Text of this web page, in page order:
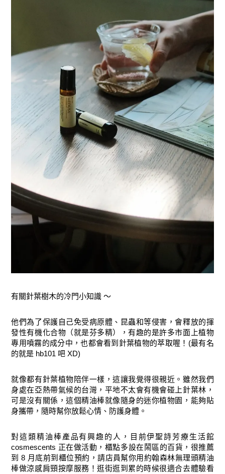
有關針葉樹木的冷門小知識 ～
他們為了保護自己免受病原體、昆蟲和等侵害，會釋放的揮
發性有機化合物（就是芬多精），有趣的是許多市面上植物
專用噴霧的成分中，也都會看到針葉植物的萃取喔！(最有名
的就是 hb101 吧 XD)
就像都有針葉植物陪伴一樣，這讓我覺得很親近。雖然我們
身處在亞熱帶氣候的台灣，平地不太會有機會碰上針葉林，
可是沒有關係，這個精油棒就像隨身的迷你植物園，能夠貼
身攜帶，隨時幫你放鬆心情、防護身體。
對這類精油棒產品有興趣的人，目前伊聖詩芳療生活館
cosmescents 正在做活動，櫃點多設在鬧區的百貨，很推薦
到 8 月底前到櫃位預約，請店員幫你用約翰森林無理頭精油
棒做涼感肩頸按摩服務！逛街逛到累的時候很適合去體驗看